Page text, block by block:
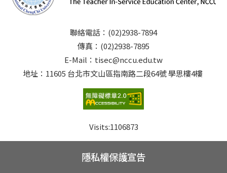
聯絡電話：(02)2938-7894
傳真：(02)2938-7895
E-Mail：tisec@nccu.edu.tw
地址：11605 台北市文山區指南路二段64號 學思樓4樓
Visits:1106873
隱私權保護宣告